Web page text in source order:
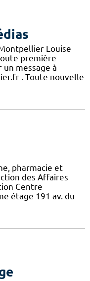
Louise
première
message à
. Toute nouvelle
pharmacie et
des Affaires
Centre
étage 191 av. du